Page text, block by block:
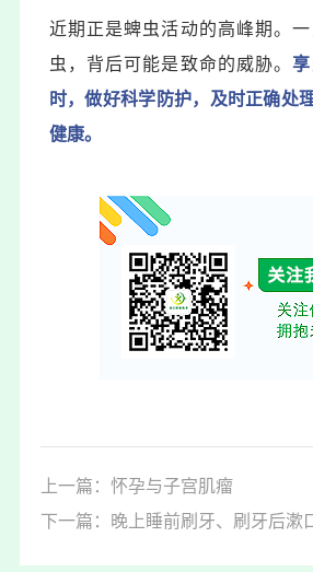
近期正是蜱虫活动的高峰期。
虫，背后可能是致命的威胁。
时，做好科学防护，及时正确处
健康。
上一篇：怀孕与子宫肌瘤